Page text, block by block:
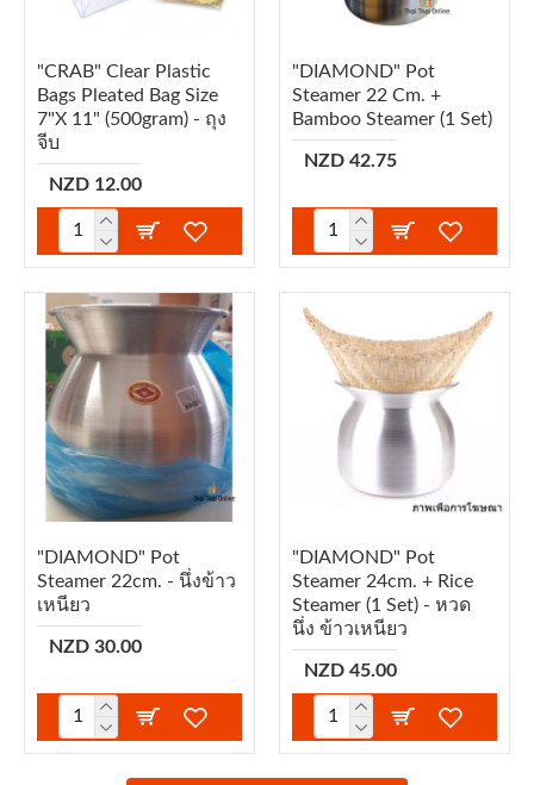
"CRAB" Clear Plastic
Bags Pleated Bag Size
7"x 11" (500gram) - ถุง
จีบ
NZD 12.00
"DIAMOND" Pot
Steamer 22 Cm. +
Bamboo Steamer (1 Set)
NZD 42.75
"DIAMOND" Pot
Steamer 22cm. - นึ่งข้าว
เหนียว
NZD 30.00
"DIAMOND" Pot
Steamer 24cm. + Rice
Steamer (1 Set) - หวด
นึ่ง ข้าวเหนียว
NZD 45.00